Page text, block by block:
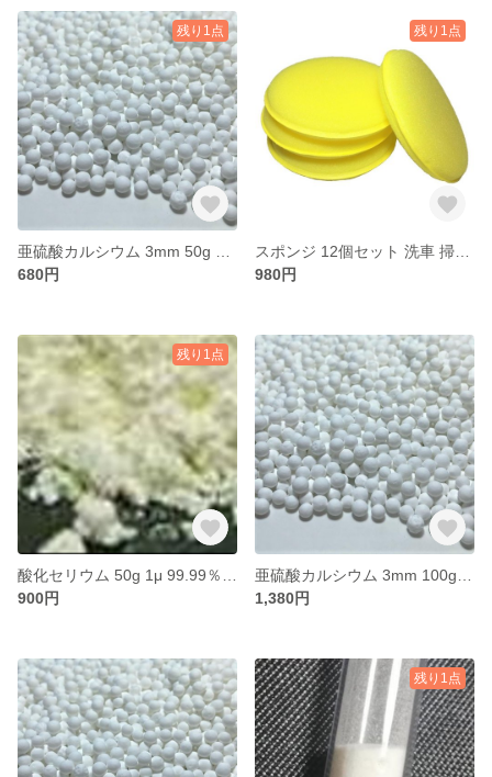
残り1点
680円
残り1点
980円
残り1点
900円
1,380円
残り1点